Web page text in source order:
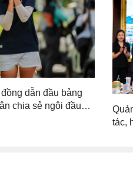
dẫn đầu bảng
chia sẻ ngôi đầu
Vô địch Golf Trẻ
tác,